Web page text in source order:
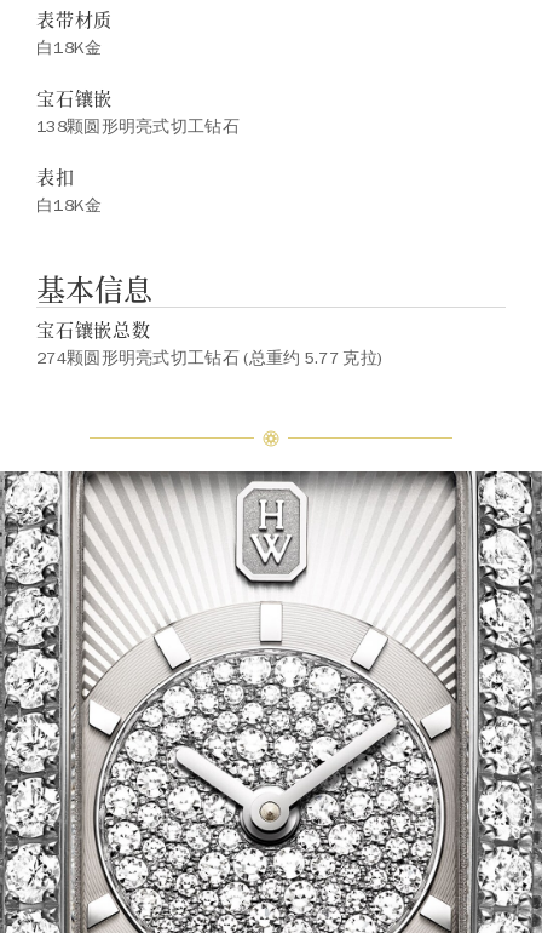
表带材质
白18K金
宝石镶嵌
138颗圆形明亮式切工钻石
表扣
白18K金
基本信息
宝石镶嵌总数
274颗圆形明亮式切工钻石 (总重约 5.77 克拉)